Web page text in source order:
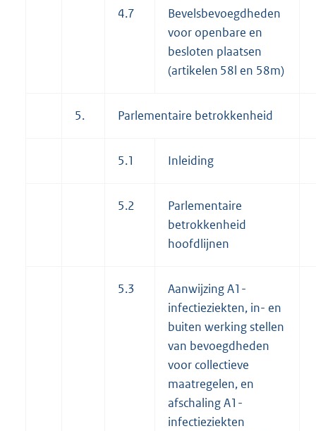
4.7
Bevelsbevoegdheden
voor openbare en
besloten plaatsen
(artikelen 58l en 58m)
5. Parlementaire betrokkenheid
5.1 Inleiding
5.2
Parlementaire
betrokkenheid
hoofdlijnen
5.3
Aanwijzing A1-
infectieziekten, in- en
buiten werking stellen
van bevoegdheden
voor collectieve
maatregelen, en
afschaling A1-
infectieziekten